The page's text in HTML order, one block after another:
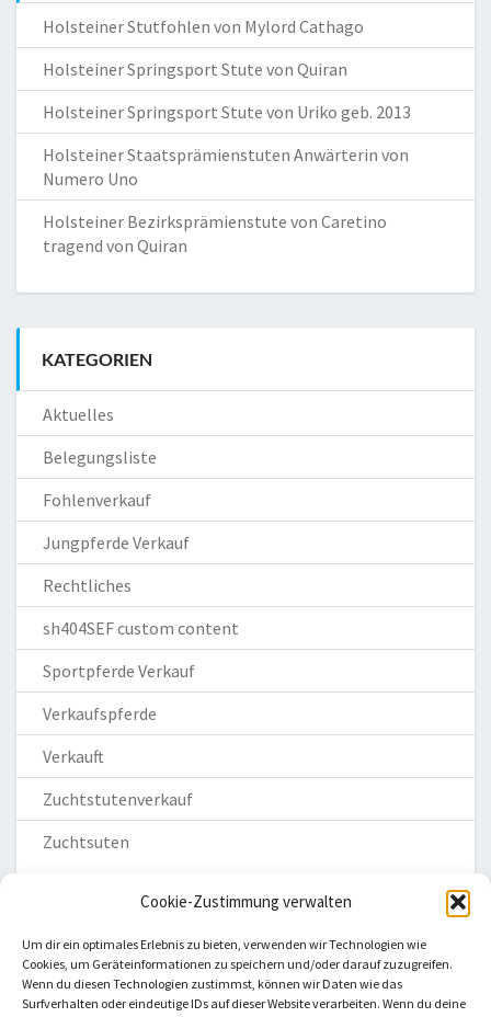
Cookie-Zustimmung verwalten
Um dir ein optimales Erlebnis zu bieten, verwenden wir Technologien wie
Cookies, um Geräteinformationen zu speichern und/oder darauf zuzugreifen.
Wenn du diesen Technologien zustimmst, können wir Daten wie das
Surfverhalten oder eindeutige IDs auf dieser Website verarbeiten. Wenn du deine
Holsteiner Stutfohlen von Mylord Cathago
Holsteiner Springsport Stute von Quiran
Holsteiner Springsport Stute von Uriko geb. 2013
Holsteiner Staatsprämienstuten Anwärterin von
Numero Uno
Holsteiner Bezirksprämienstute von Caretino
tragend von Quiran
KATEGORIEN
Aktuelles
Belegungsliste
Fohlenverkauf
Jungpferde Verkauf
Rechtliches
sh404SEF custom content
Sportpferde Verkauf
Verkaufspferde
Verkauft
Zuchtstutenverkauf
Zuchtsuten
Homepage